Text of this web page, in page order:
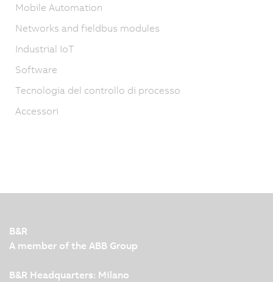
Mobile Automation
Networks and fieldbus modules
Industrial IoT
Software
Tecnologia del controllo di processo
Accessori
B&R
A member of the ABB Group
B&R Headquarters: Milano